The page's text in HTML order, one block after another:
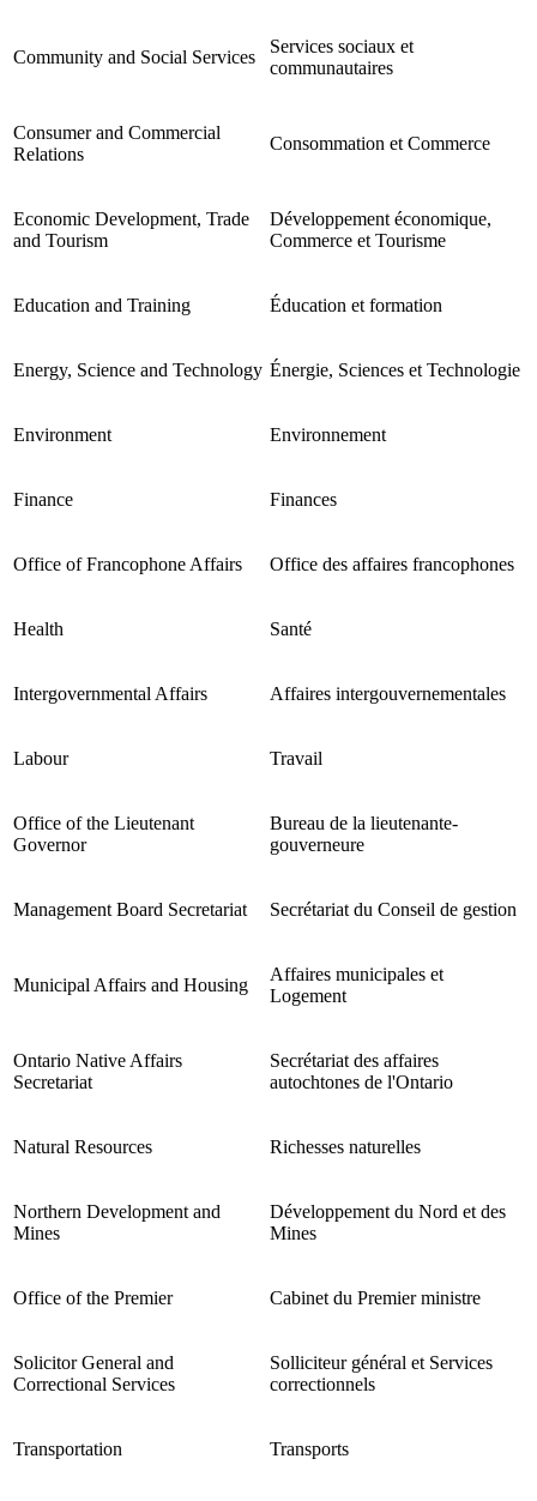
Community and Social Services
Services sociaux et
communautaires
Consumer and Commercial
Relations
Consommation et Commerce
Economic Development, Trade
and Tourism
Développement économique,
Commerce et Tourisme
Education and Training Éducation et formation
Energy, Science and Technology Énergie, Sciences et Technologie
Environment Environnement
Finance Finances
Office of Francophone Affairs Office des affaires francophones
Health Santé
Intergovernmental Affairs Affaires intergouvernementales
Labour Travail
Office of the Lieutenant
Governor
Bureau de la lieutenante-
gouverneure
Management Board Secretariat Secrétariat du Conseil de gestion
Municipal Affairs and Housing
Affaires municipales et
Logement
Ontario Native Affairs
Secretariat
Secrétariat des affaires
autochtones de l'Ontario
Natural Resources Richesses naturelles
Northern Development and
Mines
Développement du Nord et des
Mines
Office of the Premier Cabinet du Premier ministre
Solicitor General and
Correctional Services
Solliciteur général et Services
correctionnels
Transportation Transports